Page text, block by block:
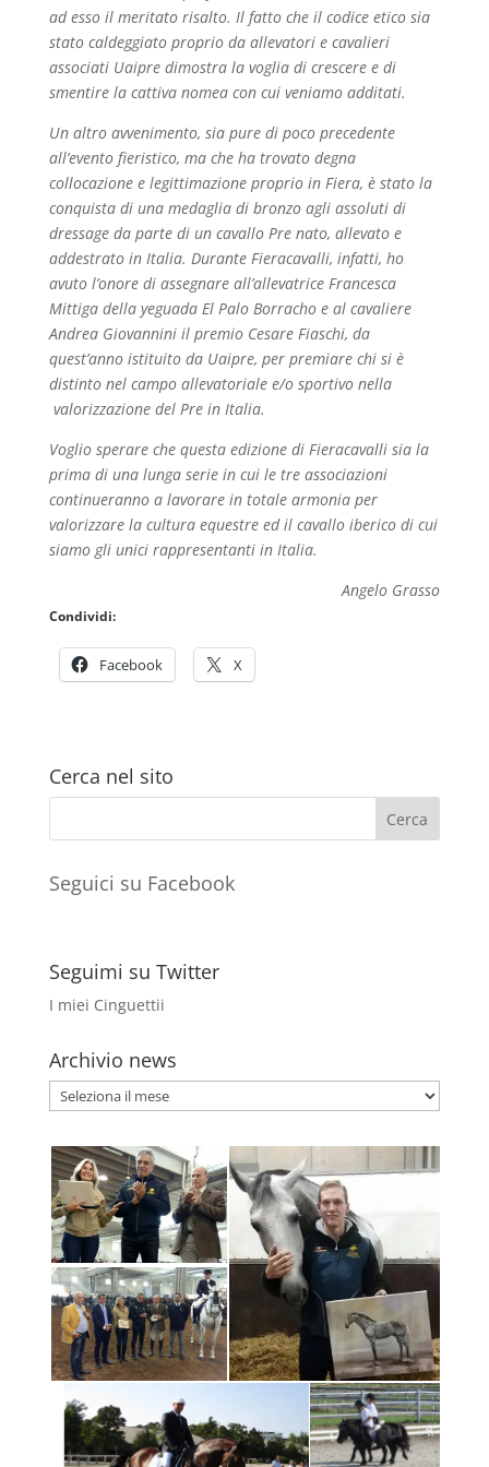
ad esso il meritato risalto. Il fatto che il codice etico sia
stato caldeggiato proprio da allevatori e cavalieri
associati Uaipre dimostra la voglia di crescere e di
smentire la cattiva nomea con cui veniamo additati.
Un altro avvenimento, sia pure di poco precedente
all’evento fieristico, ma che ha trovato degna
collocazione e legittimazione proprio in Fiera, è stato la
conquista di una medaglia di bronzo agli assoluti di
dressage da parte di un cavallo Pre nato, allevato e
addestrato in Italia. Durante Fieracavalli, infatti, ho
avuto l’onore di assegnare all’allevatrice Francesca
Mittiga della yeguada El Palo Borracho e al cavaliere
Andrea Giovannini il premio Cesare Fiaschi, da
quest’anno istituito da Uaipre, per premiare chi si è
distinto nel campo allevatoriale e/o sportivo nella
valorizzazione del Pre in Italia.
Voglio sperare che questa edizione di Fieracavalli sia la
prima di una lunga serie in cui le tre associazioni
continueranno a lavorare in totale armonia per
valorizzare la cultura equestre ed il cavallo iberico di cui
siamo gli unici rappresentanti in Italia.
Angelo Grasso
Condividi:
Facebook X
Cerca nel sito
Seguici su Facebook
Seguimi su Twitter
I miei Cinguettii
Archivio news
Archivio
news